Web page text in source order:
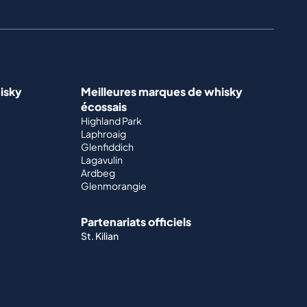
Meilleures marques de whisky
écossais
Highland Park
Laphroaig
Glenfiddich
Lagavulin
Ardbeg
Glenmorangie
Partenariats officiels
St. Kilian